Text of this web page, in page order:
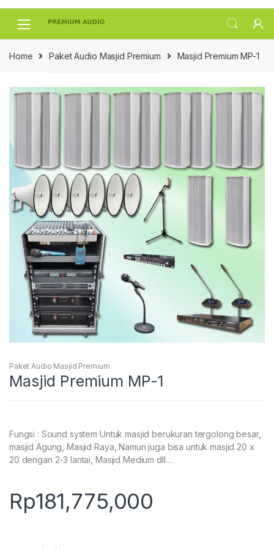
Skip
Skip
Home Paket Audio Masjid Premium Masjid Premium MP-1
Paket Audio Masjid Premium
Masjid Premium MP-1
Fungsi : Sound system Untuk masjid berukuran tergolong besar,
masjid Agung, Masjid Raya, Namun juga bisa untuk masjid 20 x
20 dengan 2-3 lantai, Masjid Medium dll…
Rp181,775,000